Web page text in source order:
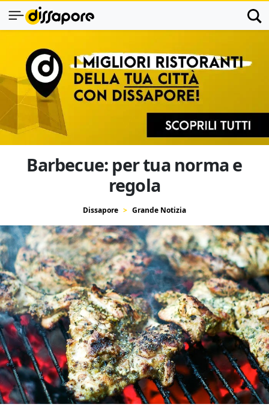
Barbecue: per tua norma e
regola
Dissapore Grande Notizia